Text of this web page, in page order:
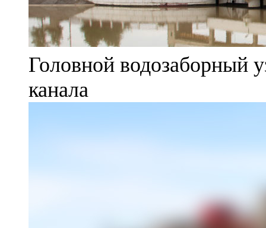
Головной водозаборный
канала